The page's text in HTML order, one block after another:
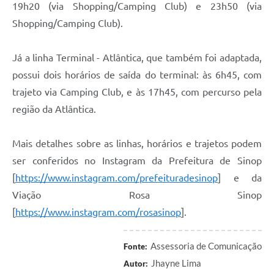
19h20 (via Shopping/Camping Club) e 23h50 (via
Shopping/Camping Club).
Já a linha Terminal - Atlântica, que também foi adaptada,
possui dois horários de saída do terminal: às 6h45, com
trajeto via Camping Club, e às 17h45, com percurso pela
região da Atlântica.
Mais detalhes sobre as linhas, horários e trajetos podem
ser conferidos no Instagram da Prefeitura de Sinop
[https://www.instagram.com/prefeituradesinop] e da
Viação Rosa Sinop
[https://www.instagram.com/rosasinop].
Fonte: Assessoria de Comunicação
Autor: Jhayne Lima